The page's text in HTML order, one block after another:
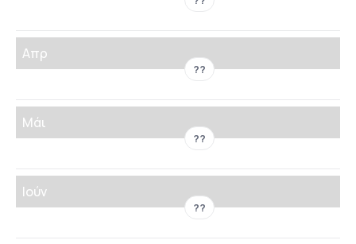
Απρ
??
Μάι
??
Ιούν
??